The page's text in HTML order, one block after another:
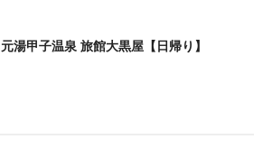
元湯甲子温泉 旅館大黒屋【日帰り】